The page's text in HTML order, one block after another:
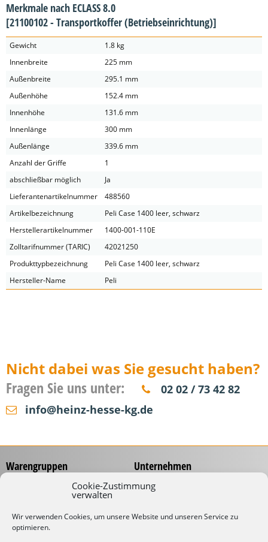
Cookie-Zustimmung
verwalten
Wir verwenden Cookies, um unsere Website und unseren Service zu
optimieren.
Merkmale nach ECLASS 8.0
[21100102 - Transportkoffer (Betriebseinrichtung)]
Gewicht
1.8 kg
Innenbreite
225 mm
Außenbreite
295.1 mm
Außenhöhe
152.4 mm
Innenhöhe
131.6 mm
Innenlänge
300 mm
Außenlänge
339.6 mm
Anzahl der Griffe
1
abschließbar möglich
Ja
Lieferantenartikelnummer
488560
Artikelbezeichnung
Peli Case 1400 leer, schwarz
Herstellerartikelnummer
1400-001-110E
Zolltarifnummer (TARIC)
42021250
Produkttypbezeichnung
Peli Case 1400 leer, schwarz
Hersteller-Name
Peli
Nicht dabei was Sie gesucht haben?
Fragen Sie uns unter:
02 02 / 73 42 82
info@heinz-hesse-kg.de
Warengruppen
Koffer & Taschen
Unternehmen
Service